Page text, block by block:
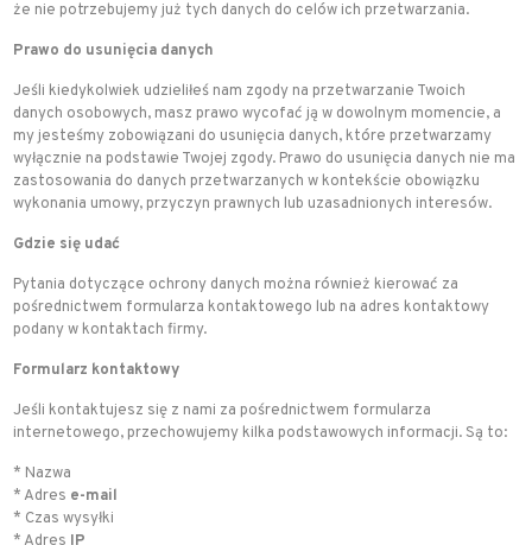
że nie potrzebujemy już tych danych do celów ich przetwarzania.
Prawo do usunięcia danych
Jeśli kiedykolwiek udzieliłeś nam zgody na przetwarzanie Twoich
danych osobowych, masz prawo wycofać ją w dowolnym momencie, a
my jesteśmy zobowiązani do usunięcia danych, które przetwarzamy
wyłącznie na podstawie Twojej zgody. Prawo do usunięcia danych nie ma
zastosowania do danych przetwarzanych w kontekście obowiązku
wykonania umowy, przyczyn prawnych lub uzasadnionych interesów.
Gdzie się udać
Pytania dotyczące ochrony danych można również kierować za
pośrednictwem formularza kontaktowego lub na adres kontaktowy
podany w kontaktach firmy.
Formularz kontaktowy
Jeśli kontaktujesz się z nami za pośrednictwem formularza
internetowego, przechowujemy kilka podstawowych informacji. Są to:
* Nazwa
* Adres e-mail
* Czas wysyłki